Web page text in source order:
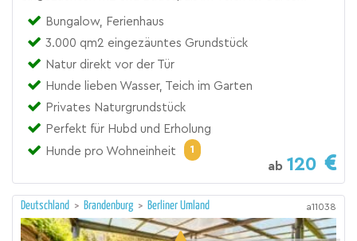
Bungalow, Ferienhaus
3.000 qm2 eingezäuntes Grundstück
Natur direkt vor der Tür
Hunde lieben Wasser, Teich im Garten
Privates Naturgrundstück
Perfekt für Hubd und Erholung
Hunde pro Wohneinheit
1
ab 120
Deutschland > Brandenburg > Berliner Umland a11038